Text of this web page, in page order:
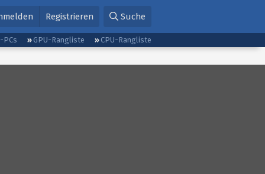
Registrieren Suche
PCs GPU-Rangliste
CPU-Rangliste